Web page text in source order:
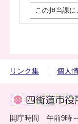
この担当課
リンク集 個人
開庁時間 午前9時